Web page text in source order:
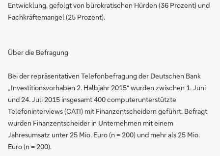
Entwicklung, gefolgt von bürokratischen Hürden (36 Prozent) und
Fachkräftemangel (25 Prozent).
Über die Befragung
Bei der repräsentativen Telefonbefragung der Deutschen Bank
„Investitionsvorhaben 2. Halbjahr 2015“ wurden zwischen 1. Juni
und 24. Juli 2015 insgesamt 400 computerunterstützte
Telefoninterviews (CATI) mit Finanzentscheidern geführt. Befragt
wurden Finanzentscheider in Unternehmen mit einem
Jahresumsatz unter 25 Mio. Euro (n = 200) und mehr als 25 Mio.
Euro (n = 200).